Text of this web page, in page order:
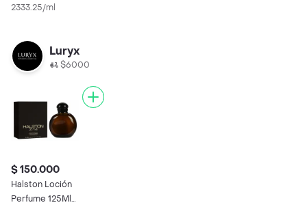
2333.25/ml
Luryx
$6000
$ 150.000
Halston Loción
Perfume 125Ml